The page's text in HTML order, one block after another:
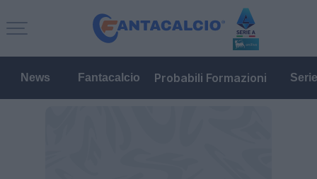
News Fantacalcio Probabili Formazioni